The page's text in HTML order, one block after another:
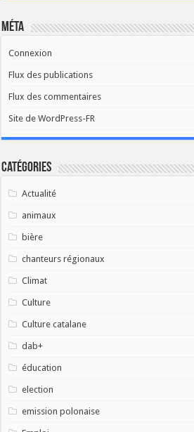
Méta
Connexion
Flux des publications
Flux des commentaires
Site de WordPress-FR
Catégories
Actualité
animaux
bière
chanteurs régionaux
Climat
Culture
Culture catalane
dab+
éducation
election
emission polonaise